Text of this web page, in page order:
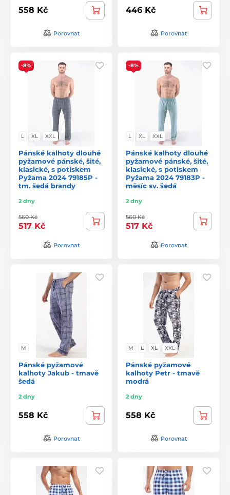
558 Kč
Porovnat
446 Kč
Porovnat
-8%
L XL XXL
Pánské kalhoty dlouhé
pyžamové pánské, šité,
klasické, s potiskem
Pyžama 2024 79185P -
tm. šedá brandy
2 dny
560 Kč
517 Kč
Porovnat
-8%
L XL XXL
Pánské kalhoty dlouhé
pyžamové pánské, šité,
klasické, s potiskem
Pyžama 2024 79183P -
měsíc sv. šedá
2 dny
560 Kč
517 Kč
Porovnat
M
Pánské pyžamové
kalhoty Jakub - tmavě
šedá
2 dny
558 Kč
Porovnat
M L XL XXL
Pánské pyžamové
kalhoty Petr - tmavě
modrá
2 dny
558 Kč
Porovnat